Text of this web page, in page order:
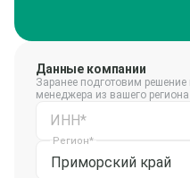
Данные компании
Заранее подготовим
менеджера из вашего региона
ИНН*
Приморский край
Регион*